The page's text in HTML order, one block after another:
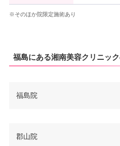
※そのほか院限定施術あり
福島にある湘南美容クリニッ
福島院
郡山院